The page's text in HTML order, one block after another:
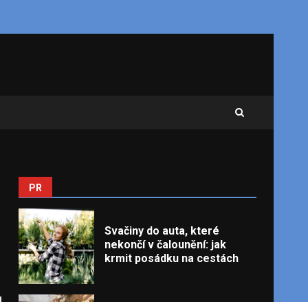
PR
Svačiny do auta, které
nekončí v čalounění: jak
krmit posádku na cestách